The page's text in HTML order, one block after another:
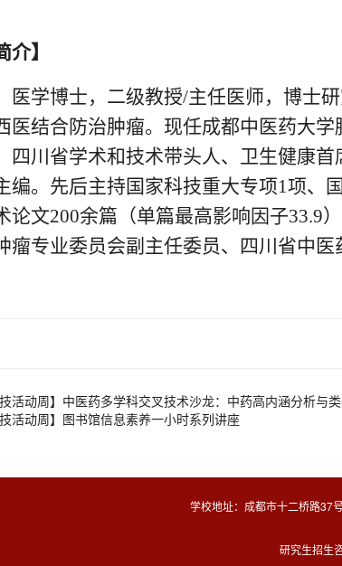
介】
医学博士，二级教授/主任医师，博士
医结合防治肿瘤。现任成都中医药大
四川省学术和技术带头人、卫生健康
编。先后主持国家科技重大专项1项、
论文200余篇（单篇最高影响因子33.9
瘤专业委员会副主任委员、四川省中
技活动周】中医药多学科交叉技术沙龙：中药高内涵分析与
技活动周】图书馆信息素养一小时系列讲座
学校地址：成都市十二桥路37
研究生招生